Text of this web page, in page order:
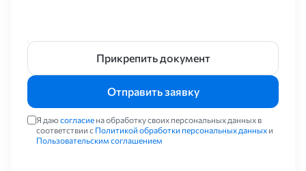
Прикрепить документ
Отправить заявку
Я даюсогласие на обработку своих персональных данных в
соответствии с Политикой обработки персональных данных и
Пользовательским соглашением